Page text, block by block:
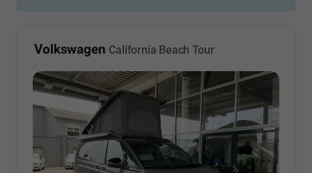
Volkswagen California Beach Tour